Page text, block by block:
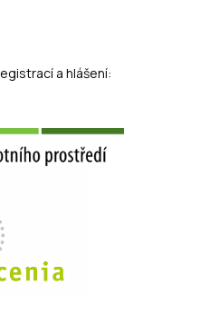
a hlášení: